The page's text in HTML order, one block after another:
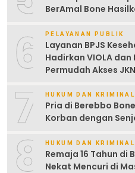
BerAmal Bone
6 PELAYANAN PUBLIK
Layanan BPJS
Hadirkan VIOLA dan
Permudah Akses JKN
7 HUKUM DAN KRIMINAL
Pria di Berebbo
Korban dengan
8 HUKUM DAN KRIMINAL
Remaja 16 Tahun di
Nekat Mencuri di